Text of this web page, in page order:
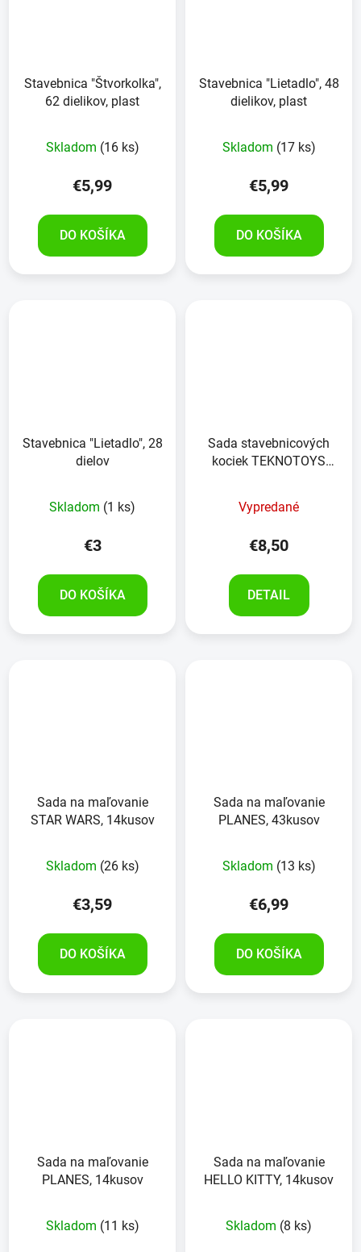
Stavebnica "Štvorkolka",
62 dielikov, plast
Skladom (16 ks)
€5,99
DO KOŠÍKA
Stavebnica "Lietadlo", 48
dielikov, plast
Skladom (17 ks)
€5,99
DO KOŠÍKA
Stavebnica "Lietadlo", 28
dielov
Skladom (1 ks)
€3
DO KOŠÍKA
Sada stavebnicových
kociek TEKNOTOYS
Vypredané
€8,50
DETAIL
Sada na maľovanie
STAR WARS, 14kusov
Skladom (26 ks)
€3,59
DO KOŠÍKA
Sada na maľovanie
PLANES, 43kusov
Skladom (13 ks)
€6,99
DO KOŠÍKA
Sada na maľovanie
PLANES, 14kusov
Skladom (11 ks)
Sada na maľovanie
HELLO KITTY, 14kusov
Skladom (8 ks)